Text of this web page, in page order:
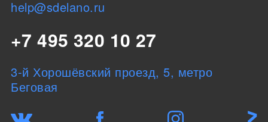
help@sdelano.ru
+7 495 320 10 27
3-й Хорошёвский проезд, 5, метро
Беговая